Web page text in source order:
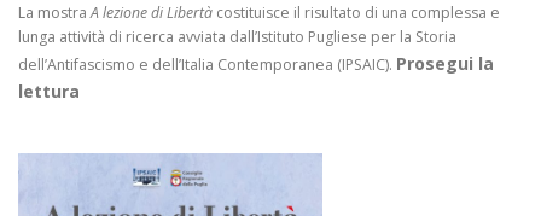
La mostraA lezione di Libertà costituisce il risultato di una complessa e
lunga attività di ricerca avviata dall’Istituto Pugliese per la Storia
dell’Antifascismo e dell’Italia Contemporanea (IPSAIC). Prosegui la
lettura